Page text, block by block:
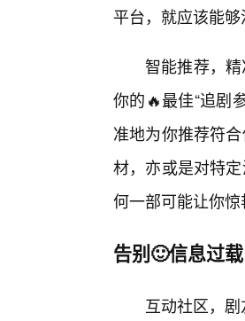
平台，就应该能
智能推荐，
你的🔥最佳“追剧
准地为你推荐符
材，亦或是对特
何一部可能让你惊
告别🙂信息过
互动社区，